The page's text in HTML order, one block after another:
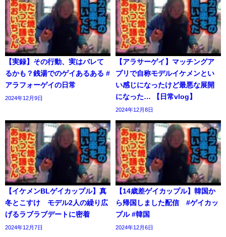
【実録】その行動、実はバレて
るかも？銭湯でのゲイあるある #
アラフォーゲイの日常
2024年12月9日
【アラサーゲイ】マッチングア
プリで自称モデルイケメンとい
い感じになったけど最悪な展開
になった… 【日常vlog】
2024年12月8日
【イケメンBLゲイカップル】真
冬とこすけ モデル2人の繰り広
げるラブラブデートに密着
2024年12月7日
【14歳差ゲイカップル】韓国か
ら帰国しました配信 #ゲイカッ
プル #韓国
2024年12月6日